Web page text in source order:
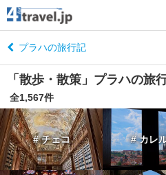
プラハの旅行記
「散歩・散策」プラハの旅
全1,567件
# チェコ # カレ
チ
ェ
コ
へ